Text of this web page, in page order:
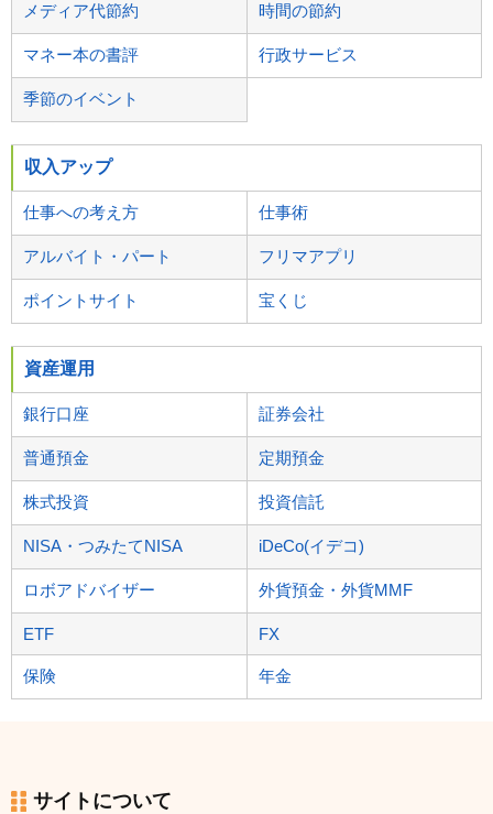
メディア代節約 時間の節約
マネー本の書評 行政サービス
季節のイベント
収入アップ
仕事への考え方 仕事術
アルバイト・パート フリマアプリ
ポイントサイト 宝くじ
資産運用
銀行口座 証券会社
普通預金 定期預金
株式投資 投資信託
NISA・つみたてNISA iDeCo(イデコ)
ロボアドバイザー 外貨預金・外貨MMF
ETF FX
保険 年金
サイトについて